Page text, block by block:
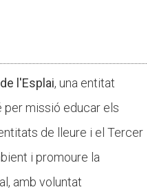
l'Esplai, una entitat
per missió educar els
de lleure i el Tercer
i promoure la
amb voluntat